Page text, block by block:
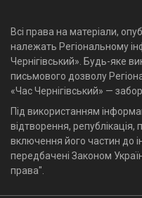
Всі права на матеріали,
належать Регіональному
Чернігівський». Будь-яке
письмового дозволу
«Час Чернігівський» —
Під використанням
відтворення,
включення його частин до
передбачені Законом
права".